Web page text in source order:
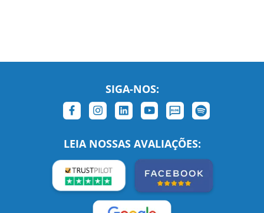
SIGA-NOS:
LEIA NOSSAS AVALIAÇÕES: